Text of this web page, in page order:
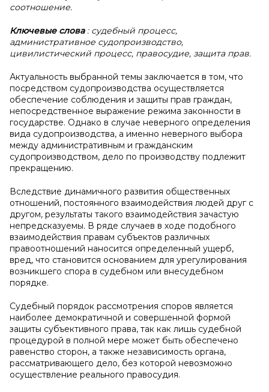
соотношение.
Ключевые слова : судебный процесс,
административное судопроизводство,
цивилистический процесс, правосудие, защита прав.
Актуальность выбранной темы заключается в том, что
посредством судопроизводства осуществляется
обеспечение соблюдения и защиты прав граждан,
непосредственное выражение режима законности в
государстве. Однако в случае неверного определения
вида судопроизводства, а именно неверного выбора
между административным и гражданским
судопроизводством, дело по производству подлежит
прекращению.
Вследствие динамичного развития общественных
отношений, постоянного взаимодействия людей друг с
другом, результаты такого взаимодействия зачастую
непредсказуемы. В ряде случаев в ходе подобного
взаимодействия правам субъектов различных
правоотношений наносится определенный ущерб,
вред, что становится основанием для урегулирования
возникшего спора в судебном или внесудебном
порядке.
Судебный порядок рассмотрения споров является
наиболее демократичной и совершенной формой
защиты субъективного права, так как лишь судебной
процедурой в полной мере может быть обеспечено
равенство сторон, а также независимость органа,
рассматривающего дело, без которой невозможно
осуществление реального правосудия.